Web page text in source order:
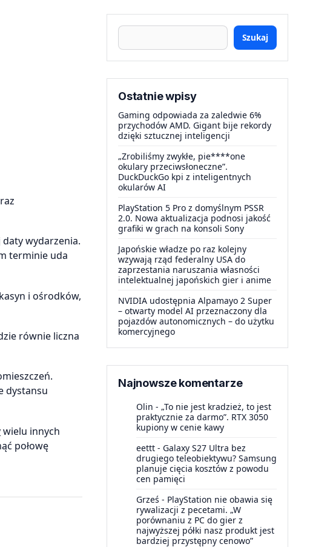
wydarzenia.
terminie uda
i ośrodków,
równie liczna
dystansu
wielu innych
połowę
Szukaj
Ostatnie wpisy
Gaming odpowiada za zaledwie 6%
przychodów AMD. Gigant bije rekordy
dzięki sztucznej inteligencji
„Zrobiliśmy zwykłe, pie****one
okulary przeciwsłoneczne”.
DuckDuckGo kpi z inteligentnych
okularów AI
PlayStation 5 Pro z domyślnym PSSR
2.0. Nowa aktualizacja podnosi jakość
grafiki w grach na konsoli Sony
Japońskie władze po raz kolejny
wzywają rząd federalny USA do
zaprzestania naruszania własności
intelektualnej japońskich gier i anime
NVIDIA udostępnia Alpamayo 2 Super
– otwarty model AI przeznaczony dla
pojazdów autonomicznych – do użytku
komercyjnego
Najnowsze komentarze
Olin - „To nie jest kradzież, to jest
praktycznie za darmo”. RTX 3050
kupiony w cenie kawy
eettt - Galaxy S27 Ultra bez
drugiego teleobiektywu? Samsung
planuje cięcia kosztów z powodu
cen pamięci
Grześ - PlayStation nie obawia się
rywalizacji z pecetami. „W
porównaniu z PC do gier z
najwyższej półki nasz produkt jest
bardziej przystępny cenowo”